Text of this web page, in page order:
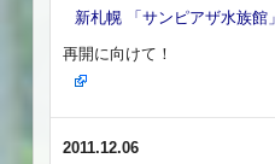
新札幌 「サンピアザ水族館
再開に向けて！
2011.12.06